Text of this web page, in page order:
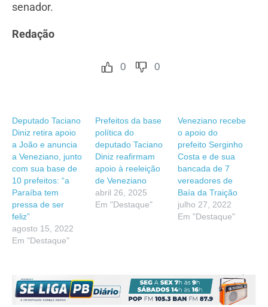
senador.
Redação
0 0
Deputado Taciano
Diniz retira apoio
a João e anuncia
a Veneziano, junto
com sua base de
10 prefeitos: “a
Paraíba tem
pressa de ser
feliz”
agosto 15, 2022
Em "Destaque"
Prefeitos da base
política do
deputado Taciano
Diniz reafirmam
apoio à reeleição
de Veneziano
abril 26, 2025
Em "Destaque"
Veneziano recebe
o apoio do
prefeito Serginho
Costa e de sua
bancada de 7
vereadores de
Baía da Traição
julho 27, 2022
Em "Destaque"